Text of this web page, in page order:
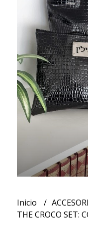
Inicio
THE CROCO SET: